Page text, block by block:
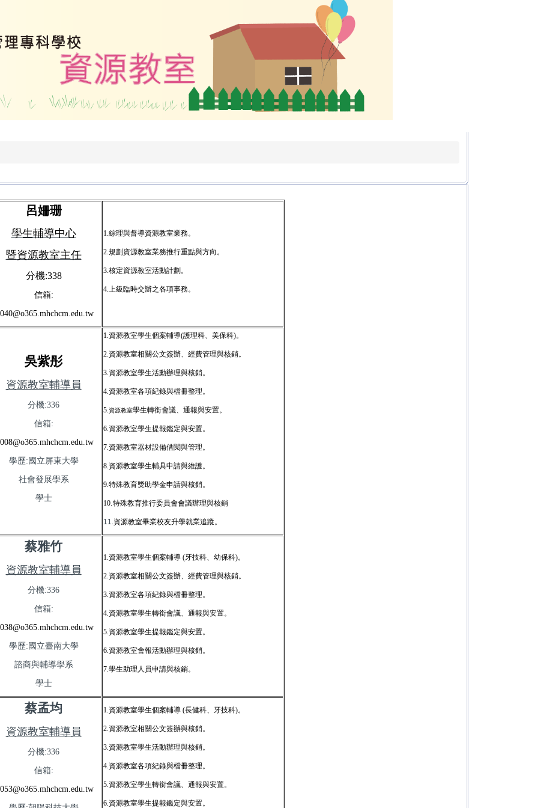
呂姍珊
學生輔導中心
暨資源教室主任
分機:338
信箱:
1.綜理與督導資源教室業務。
2.規劃資源教室業務推行重點與方向。
3.核定資源教室活動計劃。
4.上級臨時交辦之各項事務。
吳紫彤
資源教室輔導員
分機:336
信箱:
學歷: 國立屏東大學
社會發展學系
學士
1.資源教室學生個案輔導(護理科、美保科)。
2.資源教室相關公文簽辦、經費管理與核銷。
3.資源教室學生活動辦理與核銷。
4.資源教室各項紀錄與檔冊整理。
5.資源教室學生轉銜會議、通報與安置。
6.資源教室學生提報鑑定與安置。
7.資源教室器材設備借閱與管理。
8.資源教室學生輔具申請與維護。
9.特殊教育獎助學金申請與核銷。
10.特殊教育推行委員會會議辦理與核銷
11.資源教室畢業校友升學就業追蹤。
蔡雅竹
資源教室輔導員
分機:336
信箱:
學歷:國立臺南大學
諮商與輔導學系
學士
1.資源教室學生個案輔導 (牙技科、幼保科)。
2.資源教室相關公文簽辦、經費管理與核銷。
3.資源教室各項紀錄與檔冊整理。
4.資源教室學生轉銜會議、通報與安置。
5.資源教室學生提報鑑定與安置。
6.資源教室會報活動辦理與核銷。
7.學生助理人員申請與核銷。
蔡孟均
資源教室輔導員
分機:336
信箱:
1.資源教室學生個案輔導 (長健科、牙技科)。
2.資源教室相關公文簽辦與核銷。
3.資源教室學生活動辦理與核銷。
4.資源教室各項紀錄與檔冊整理。
5.資源教室學生轉銜會議、通報與安置。
6.資源教室學生提報鑑定與安置。